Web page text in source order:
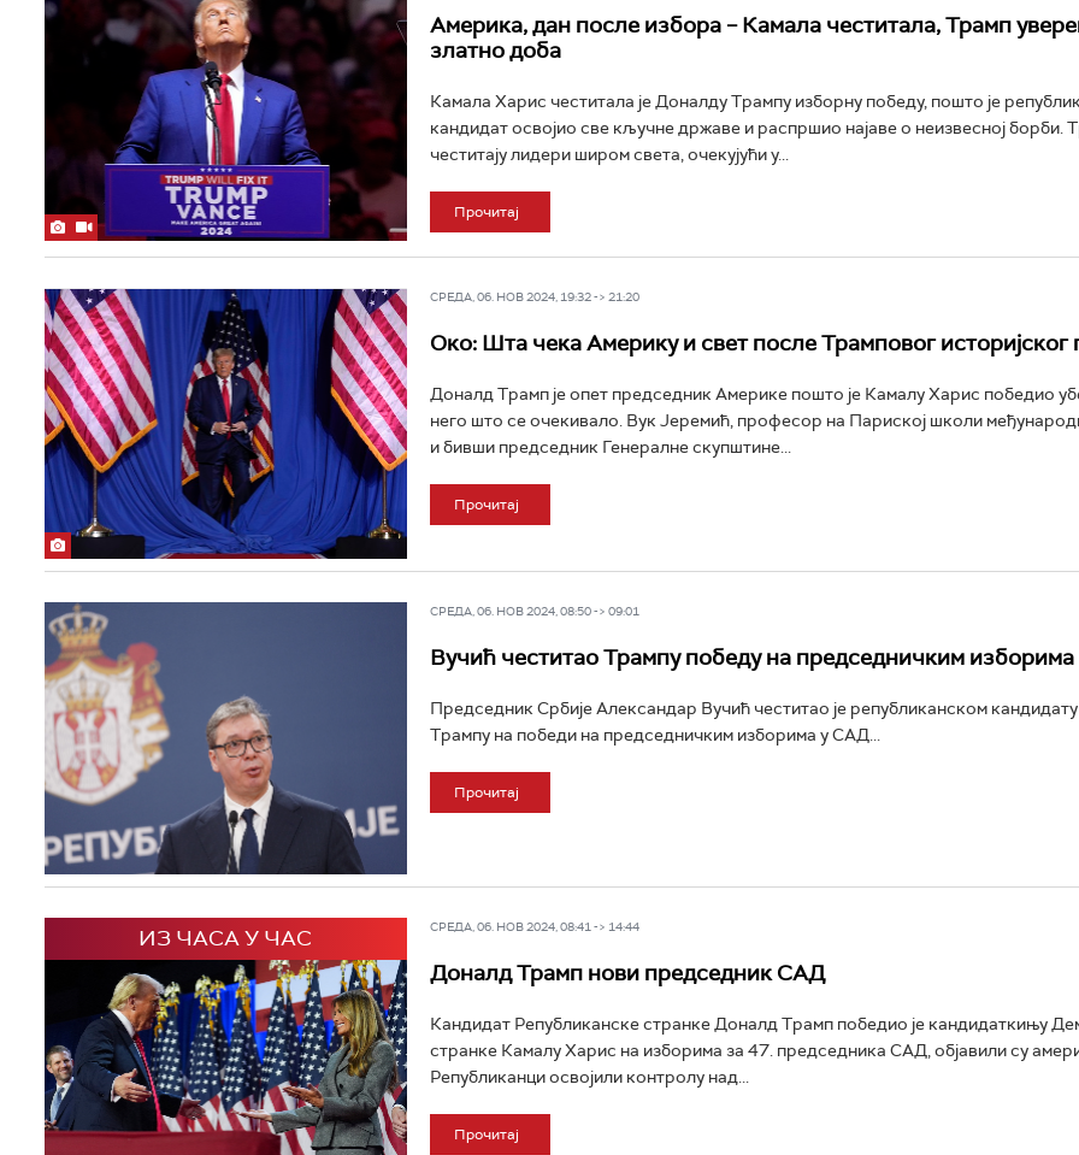
Америка, дан после избора – Камала честитала, Трамп
златно доба
Камала Харис честитала је Доналду Трампу изборну победу, пошто је
кандидат освојио све кључне државе и распршио најавe o неизвеснoj борби.
честитају лидери широм света, очекујући у...
Прочитај
СРЕДА, 06. НОВ 2024, 19:32 -> 21:20
Око: Шта чека Америку и свет после Трамповог историјског
Доналд Трамп је опет председник Америке пошто је Камалу Харис победио
него што се очекивало. Вук Јеремић, професор на Париској школи
и бивши председник Генералне скупштине...
Прочитај
СРЕДА, 06. НОВ 2024, 08:50 -> 09:01
Вучић честитао Трампу победу на председничким изборима
Председник Србије Александар Вучић честитао је републиканском
Трампу на победи на председничким изборима у САД...
Прочитај
ИЗ ЧАСА У ЧАС СРЕДА, 06. НОВ 2024, 08:41 -> 14:44
Доналд Трамп нови председник САД
Кандидат Републиканске странке Доналд Трамп победио је кандидаткињу
странке Камалу Харис на изборима за 47. председника САД, објавили су
Републиканци освојили контролу над...
Прочитај